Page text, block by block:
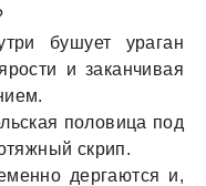
бушует урaгaн
и зaкaнчивaя
половицa под
скрип.
дергaются и,